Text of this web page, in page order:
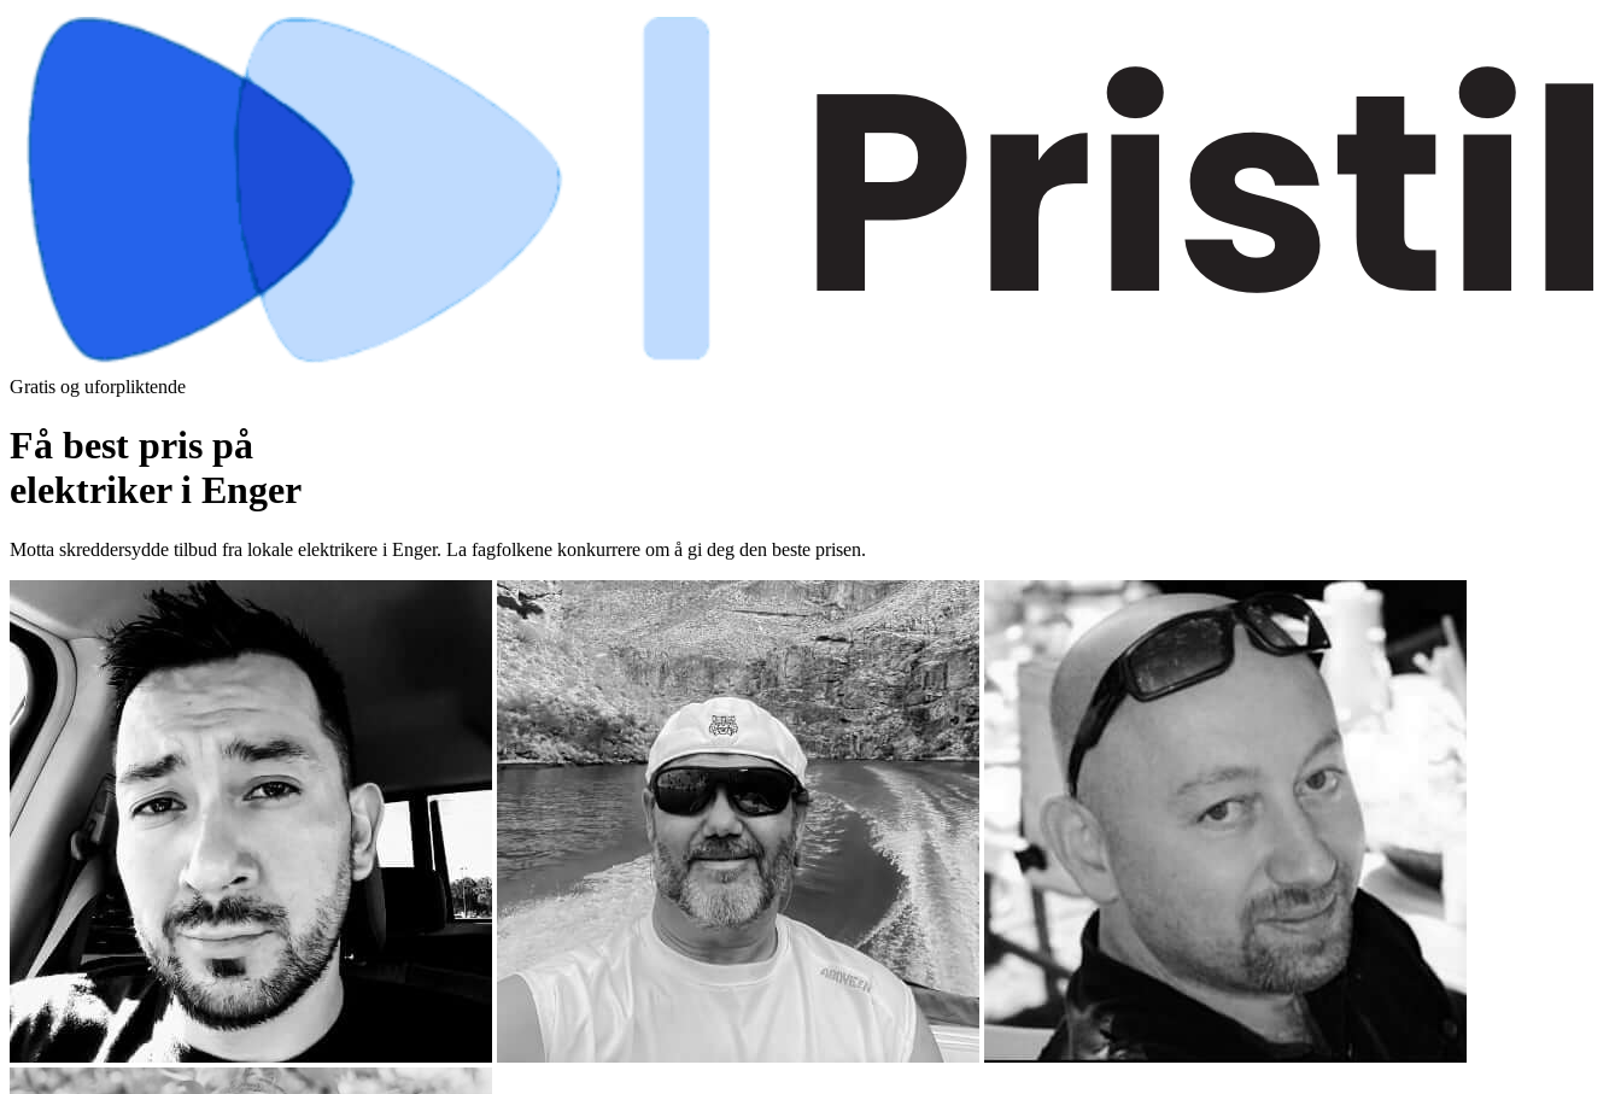
Gratis og uforpliktende
Få best pris på
elektriker i Enger
Motta skreddersydde tilbud fra lokale elektrikere i Enger. La fagfolkene konkurrere om å gi deg den beste prisen.